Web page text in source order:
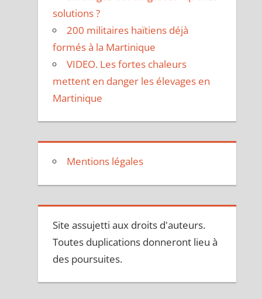
solutions ?
200 militaires haïtiens déjà
formés à la Martinique
VIDEO. Les fortes chaleurs
mettent en danger les élevages en
Martinique
Mentions légales
Site assujetti aux droits d'auteurs.
Toutes duplications donneront lieu à
des poursuites.